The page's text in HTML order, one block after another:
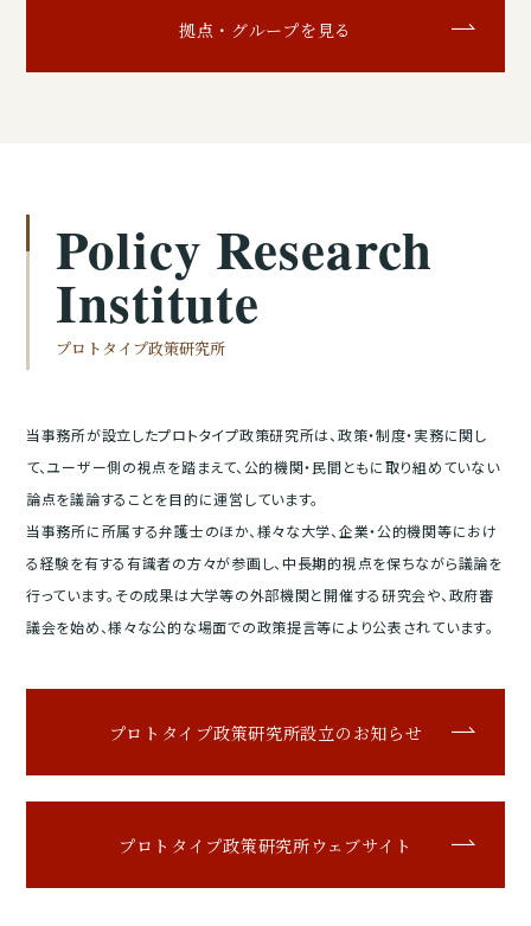
拠点・グループを見る
Policy Research
Institute
プロトタイプ政策研究所
当事務所が設立したプロトタイプ政策研究所は、政策・制度・実務に関し
て、ユーザー側の視点を踏まえて、公的機関・民間ともに取り組めていない
論点を議論することを目的に運営しています。
当事務所に所属する弁護士のほか、様々な大学、企業・公的機関等におけ
る経験を有する有識者の方々が参画し、中長期的視点を保ちながら議論を
行っています。その成果は大学等の外部機関と開催する研究会や、政府審
議会を始め、様々な公的な場面での政策提言等により公表されています。
プロトタイプ政策研究所設立のお知らせ
プロトタイプ政策研究所ウェブサイト